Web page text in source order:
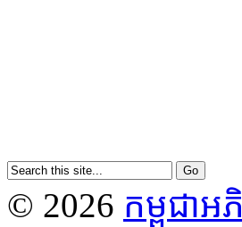
© 2026 កម្ពុជាអ